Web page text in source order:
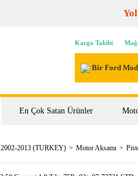
Kargo Takibi
Bir Ford
En Çok Satan Ürünler
2002-2013 (TURKEY) Motor Aksamı